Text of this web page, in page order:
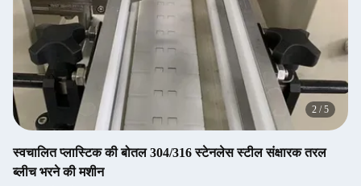
2 /5
स्वचालित प्लास्टिक की बोतल 304/316 स्टेनलेस स्टील संक्षारक तरल
ब्लीच भरने की मशीन